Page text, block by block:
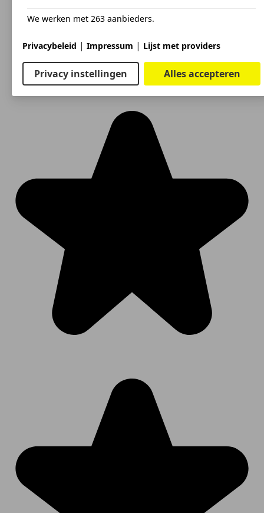
We werken met 263 aanbieders.
Privacybeleid | Impressum | Lijst met providers
Privacy instellingen Alles accepteren